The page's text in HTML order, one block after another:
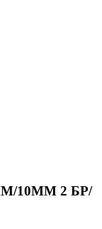
10ММ 2 БР/